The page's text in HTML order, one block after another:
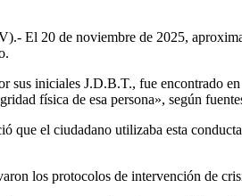
El 20 de noviembre de 2025,
sus iniciales J.D.B.T., fue encontrado
física de esa persona», según
que el ciudadano utilizaba esta
los protocolos de intervención de